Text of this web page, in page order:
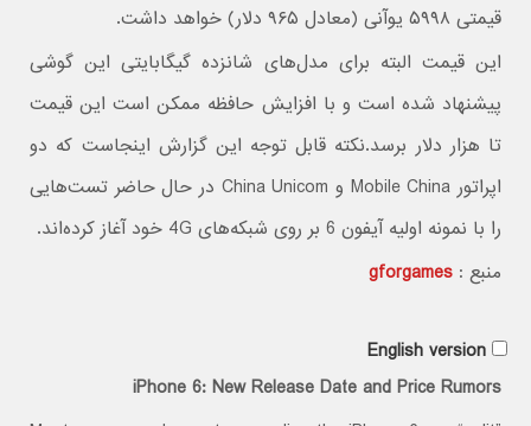
قیمتی ۵۹۹۸ یوآنی (معادل ۹۶۵ دلار) خواهد داشت.
این قیمت البته برای مدل‌های شانزده گیگابایتی این گوشی
پیشنهاد شده است و با افزایش حافظه ممکن است این قیمت
تا هزار دلار برسد.نکته قابل توجه این گزارش اینجاست که دو
اپراتور Mobile China و China Unicom در حال حاضر تست‌هایی
را با نمونه اولیه آیفون 6 بر روی شبکه‌های 4G خود آغاز کرده‌اند.
منبع :gforgames
English version
iPhone 6: New Release Date and Price Rumors